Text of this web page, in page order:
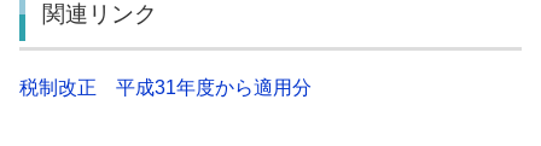
関連リンク
税制改正 平成31年度から適用分